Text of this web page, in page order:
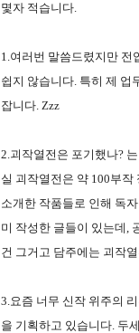
몇자 적습니다.
1.여러번 말씀드렸지만 전
쉽지 않습니다. 특히 제 업
잡니다. Zzz
2.괴작열전은 포기했나?
실 괴작열전은 약 100부
소개한 작품들로 인해 독
미 작성한 글들이 있는데,
건 그거고 담주에는 괴작
3.요즘 너무 신작 위주의
을 기획하고 있습니다. 두